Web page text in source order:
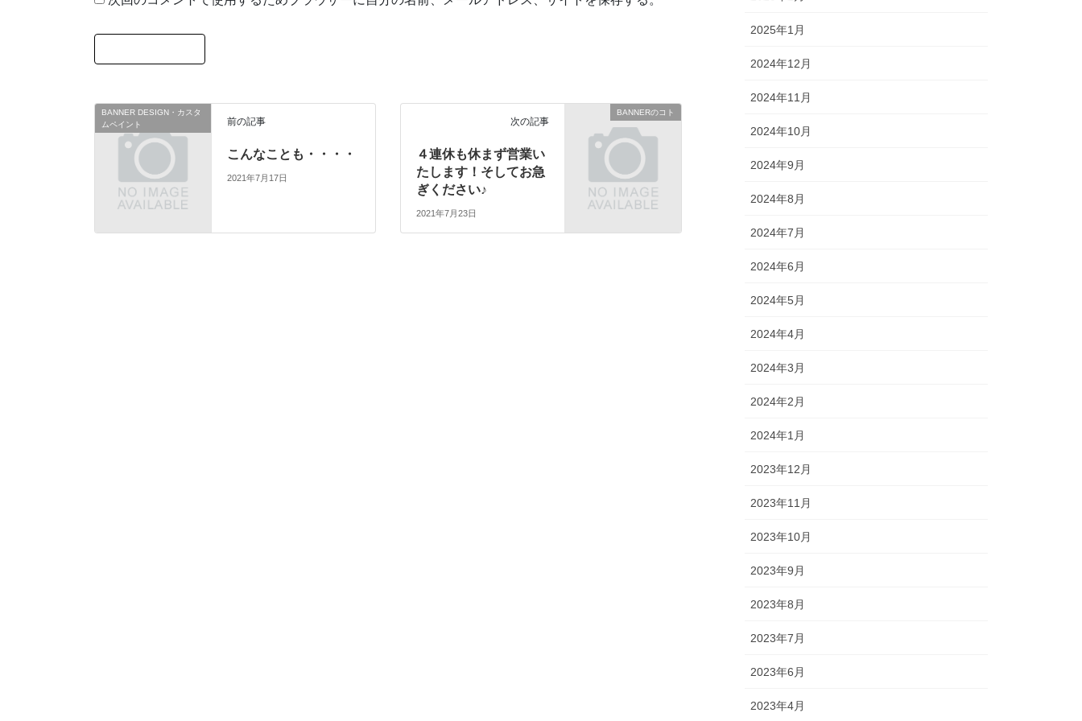
BANNER DESIGN・カスタ
ムペイント
前の記事
こんなことも・・・・
2021年7月17日
BANNERのコト
次の記事
４連休も休まず営業い
たします！そしてお急
ぎください♪
2021年7月23日
2025年1月
2024年12月
2024年11月
2024年10月
2024年9月
2024年8月
2024年7月
2024年6月
2024年5月
2024年4月
2024年3月
2024年2月
2024年1月
2023年12月
2023年11月
2023年10月
2023年9月
2023年8月
2023年7月
2023年6月
2023年4月